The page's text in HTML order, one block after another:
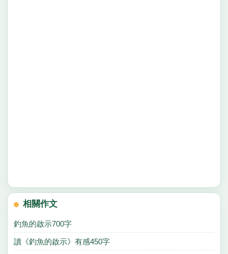
相關作文
釣魚的啟示700字
讀《釣魚的啟示》有感450字